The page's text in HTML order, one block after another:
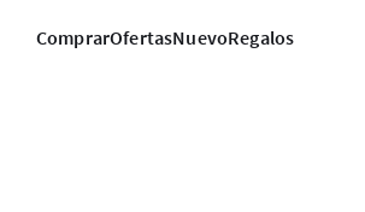
ComprarOfertasNuevoRegalos